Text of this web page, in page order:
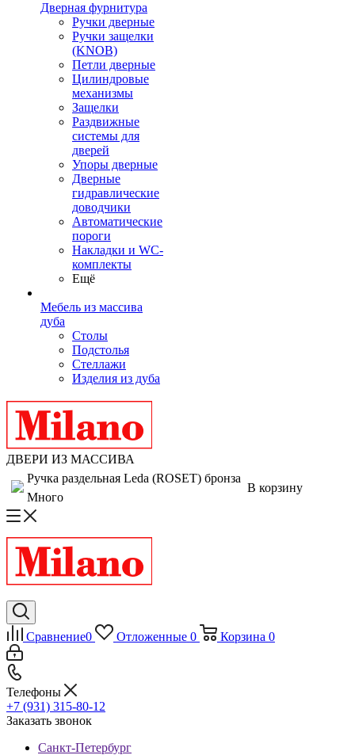
Дверная фурнитура
Ручки дверные
Ручки защелки
(KNOB)
Петли дверные
Цилиндровые
механизмы
Защелки
Раздвижные
системы для
дверей
Упоры дверные
Дверные
гидравлические
доводчики
Автоматические
пороги
Накладки и WC-
комплекты
Ещё
Мебель из массива
дуба
Столы
Подстолья
Стеллажи
Изделия из дуба
ДВЕРИ ИЗ МАССИВА
Ручка раздельная Leda (ROSET) бронза
Много
В корзину
Сравнение0 Отложенные 0 Корзина 0
Телефоны
+7 (931) 315-80-12
Заказать звонок
Санкт-Петербург